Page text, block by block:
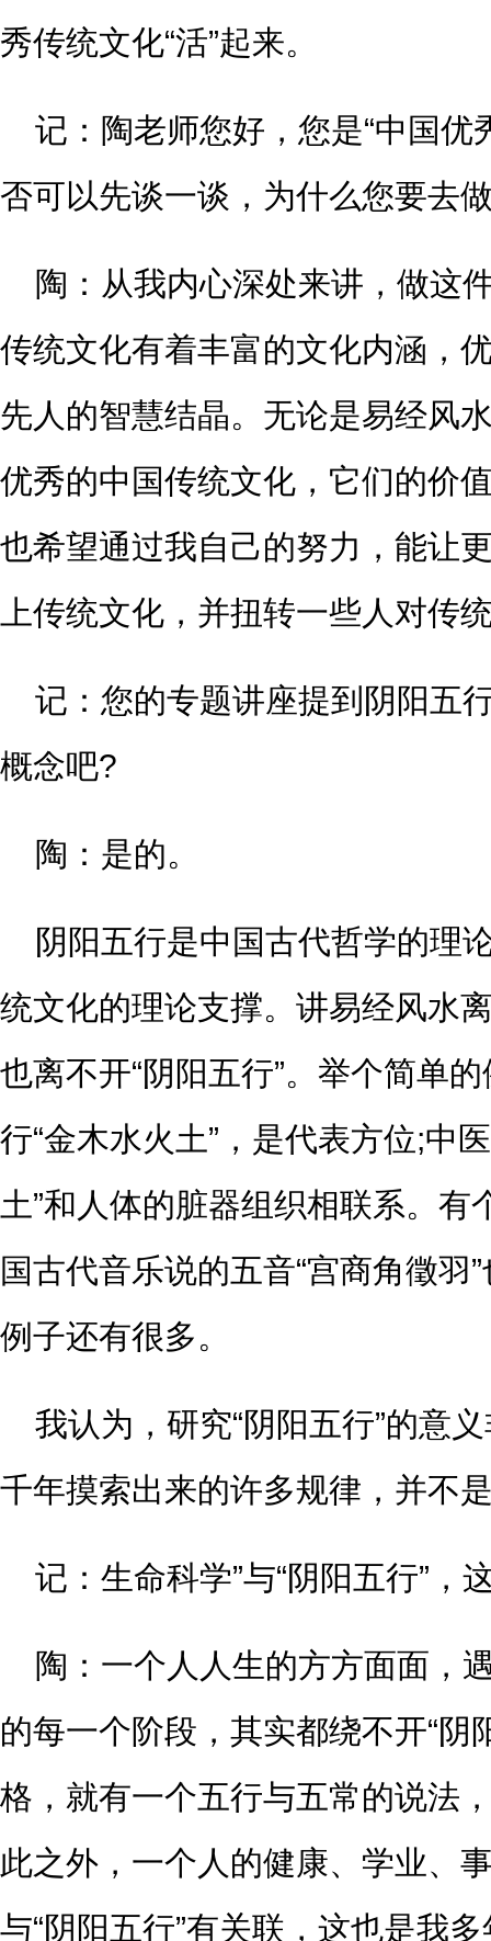
秀传统文化“活”起来。
记：陶老师您好，您是“中国优
否可以先谈一谈，为什么您要去
陶：从我内心深处来讲，做这
传统文化有着丰富的文化内涵，
先人的智慧结晶。无论是易经风
优秀的中国传统文化，它们的价
也希望通过我自己的努力，能让
上传统文化，并扭转一些人对传
记：您的专题讲座提到阴阳五
概念吧?
陶：是的。
阴阳五行是中国古代哲学的理
统文化的理论支撑。讲易经风水
也离不开“阴阳五行”。举个简单
行“金木水火土”，是代表方位;中
土”和人体的脏器组织相联系。有
国古代音乐说的五音“宫商角徵羽
例子还有很多。
我认为，研究“阴阳五行”的意
千年摸索出来的许多规律，并不
记：生命科学”与“阴阳五行”，
陶：一个人人生的方方面面，
的每一个阶段，其实都绕不开“阴
格，就有一个五行与五常的说法
此之外，一个人的健康、学业、
与“阴阳五行”有关联，这也是我